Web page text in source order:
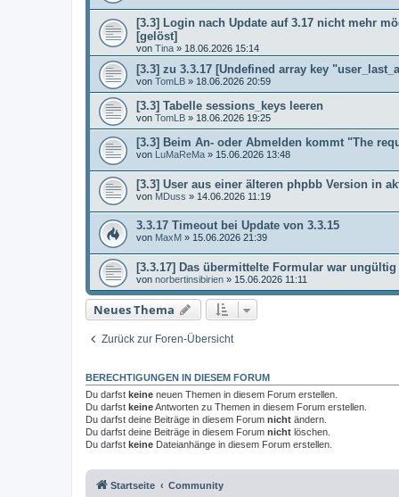
[3.3] Login nach Update auf 3.17 nicht mehr
[gelöst]
von Tina » 18.06.2026 15:14
[3.3] zu 3.3.17 [Undefined array key
von TomLB » 18.06.2026 20:59
[3.3] Tabelle sessions_keys leeren
von TomLB » 18.06.2026 19:25
[3.3] Beim An- oder Abmelden kommt "The
von LuMaReMa » 15.06.2026 13:48
[3.3] User aus einer älteren phpbb Version in
von MDuss » 14.06.2026 11:19
3.3.17 Timeout bei Update von 3.3.15
von MaxM » 15.06.2026 21:39
[3.3.17] Das übermittelte Formular war ungültig
von norbertinsibirien » 15.06.2026 11:11
Neues Thema
Zurück zur Foren-Übersicht
BERECHTIGUNGEN IN DIESEM FORUM
Du darfst keine neuen Themen in diesem Forum erstellen.
Du darfst keineAntworten zu Themen in diesem Forum erstellen.
Du darfst deine Beiträge in diesem Forum nicht ändern.
Du darfst deine Beiträge in diesem Forum nicht löschen.
Du darfst keine Dateianhänge in diesem Forum erstellen.
Startseite Community